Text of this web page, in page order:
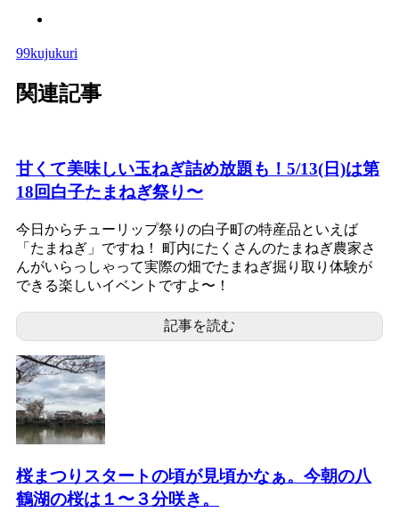
99kujukuri
関連記事
甘くて美味しい玉ねぎ詰め放題も！5/13(日)は第
18回白子たまねぎ祭り〜
今日からチューリップ祭りの白子町の特産品といえば
「たまねぎ」ですね！ 町内にたくさんのたまねぎ農家さ
んがいらっしゃって実際の畑でたまねぎ掘り取り体験が
できる楽しいイベントですよ〜！
記事を読む
桜まつりスタートの頃が見頃かなぁ。今朝の八
鶴湖の桜は１〜３分咲き。